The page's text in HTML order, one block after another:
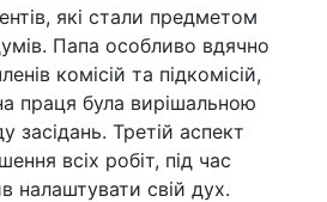
які стали предметом
Папа особливо вдячно
комісій та підкомісій,
праця була вирішальною
засідань. Третій аспект
всіх робіт, під час
налаштувати свій дух.